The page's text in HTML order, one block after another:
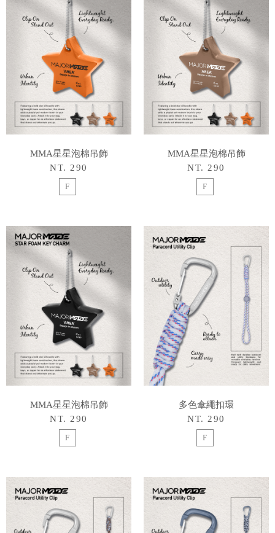
MMA星星泡棉吊飾
NT. 290
F
MMA星星泡棉吊飾
NT. 290
F
MMA星星泡棉吊飾
NT. 290
F
多色傘繩扣環
NT. 290
F